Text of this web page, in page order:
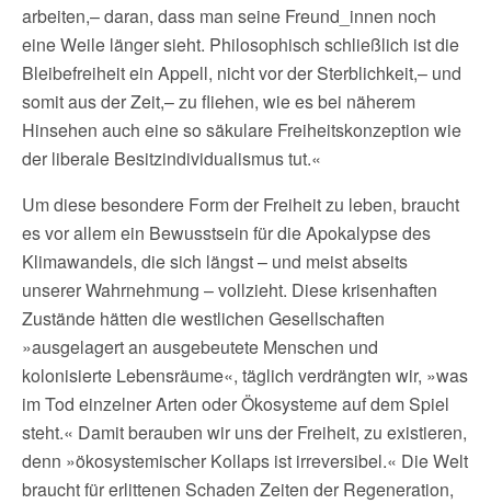
arbeiten,– daran, dass man seine Freund_innen noch
eine Weile länger sieht. Philosophisch schließlich ist die
Bleibefreiheit ein Appell, nicht vor der Sterblichkeit,– und
somit aus der Zeit,– zu fliehen, wie es bei näherem
Hinsehen auch eine so säkulare Freiheitskonzeption wie
der liberale Besitzindividualismus tut.«
Um diese besondere Form der Freiheit zu leben, braucht
es vor allem ein Bewusstsein für die Apokalypse des
Klimawandels, die sich längst – und meist abseits
unserer Wahrnehmung – vollzieht. Diese krisenhaften
Zustände hätten die westlichen Gesellschaften
»ausgelagert an ausgebeutete Menschen und
kolonisierte Lebensräume«, täglich verdrängten wir, »was
im Tod einzelner Arten oder Ökosysteme auf dem Spiel
steht.« Damit berauben wir uns der Freiheit, zu existieren,
denn »ökosystemischer Kollaps ist irreversibel.« Die Welt
braucht für erlittenen Schaden Zeiten der Regeneration,